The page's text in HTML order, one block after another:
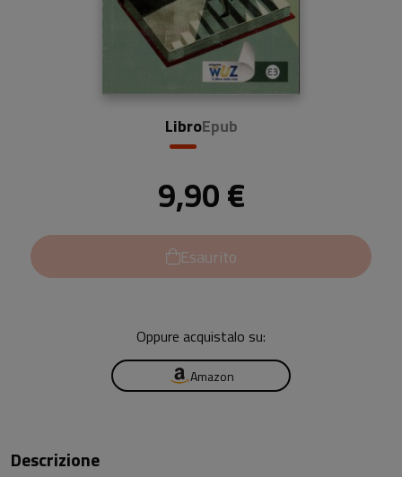
LibroEpub
9,90 €
Esaurito
Oppure acquistalo su:
Amazon
Descrizione